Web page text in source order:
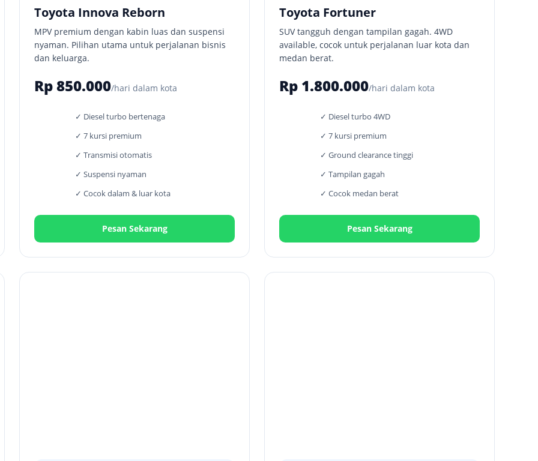
Toyota Innova Reborn
MPV premium dengan kabin luas dan suspensi
nyaman. Pilihan utama untuk perjalanan bisnis
dan keluarga.
Rp 850.000/hari dalam kota
✓ Diesel turbo bertenaga
✓ 7 kursi premium
✓ Transmisi otomatis
✓ Suspensi nyaman
✓ Cocok dalam & luar kota
Pesan Sekarang
Toyota Fortuner
SUV tangguh dengan tampilan gagah. 4WD
available, cocok untuk perjalanan luar kota dan
medan berat.
Rp 1.800.000/hari dalam kota
✓ Diesel turbo 4WD
✓ 7 kursi premium
✓ Ground clearance tinggi
✓ Tampilan gagah
✓ Cocok medan berat
Pesan Sekarang